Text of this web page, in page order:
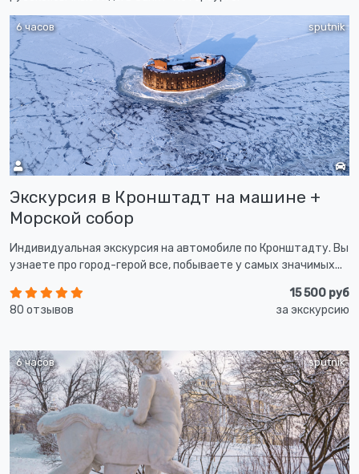
sputnik
6 часов
Экскурсия в Кронштадт на машине +
Морской собор
Индивидуальная экскурсия на автомобиле по Кронштадту. Вы
узнаете про город-герой все, побываете у самых значимых...
80 отзывов
15 500 руб
за экскурсию
sputnik
6 часов